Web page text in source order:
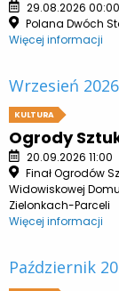
29.08.2026 00:00
Polana Dwóch
Więcej informacji
Wrzesień 2026
KULTURA
Ogrody
20.09.2026 11:00
Finał Ogrodów
Widowiskowej
Zielonkach-Parceli
Więcej informacji
Październik